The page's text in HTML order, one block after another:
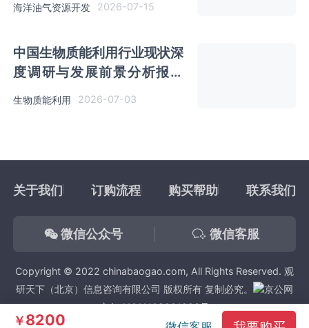
海洋油气资源开发 2026-07-15
中国生物质能利用行业现状深
度调研与发展前景分析报告
生物质能利用 2026-07-03
￥8200
关于我们 订购流程 购买帮助 联系我们
微信公众号 微信客服
Copyright © 2022 chinabaogao.com, All Rights Reserved. 观
研天下（北京）信息咨询有限公司 版权所有 复制必究。
京公网
安备 11011102001923号